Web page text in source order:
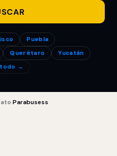
Puebla
Querétaro
Yucatán
→
›Parabusess